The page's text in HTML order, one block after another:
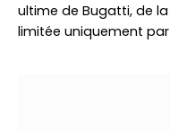
ultime de Bugatti, de
limitée uniquement